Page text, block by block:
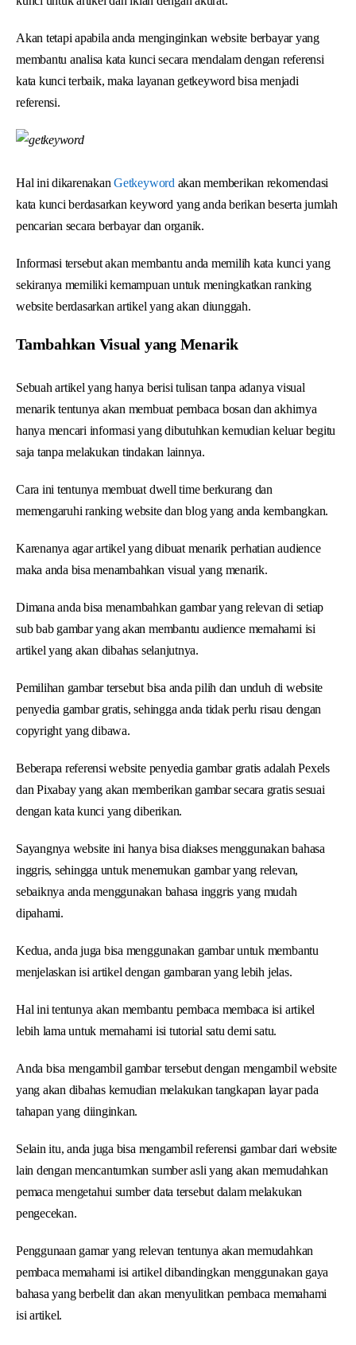
Akan tetapi apabila anda menginginkan website berbayar yang
membantu analisa kata kunci secara mendalam dengan referensi
kata kunci terbaik, maka layanan getkeyword bisa menjadi
referensi.
Hal ini dikarenakanGetkeyword akan memberikan rekomendasi
kata kunci berdasarkan keyword yang anda berikan beserta jumlah
pencarian secara berbayar dan organik.
Informasi tersebut akan membantu anda memilih kata kunci yang
sekiranya memiliki kemampuan untuk meningkatkan ranking
website berdasarkan artikel yang akan diunggah.
Tambahkan Visual yang Menarik
Sebuah artikel yang hanya berisi tulisan tanpa adanya visual
menarik tentunya akan membuat pembaca bosan dan akhirnya
hanya mencari informasi yang dibutuhkan kemudian keluar begitu
saja tanpa melakukan tindakan lainnya.
Cara ini tentunya membuat dwell time berkurang dan
memengaruhi ranking website dan blog yang anda kembangkan.
Karenanya agar artikel yang dibuat menarik perhatian audience
maka anda bisa menambahkan visual yang menarik.
Dimana anda bisa menambahkan gambar yang relevan di setiap
sub bab gambar yang akan membantu audience memahami isi
artikel yang akan dibahas selanjutnya.
Pemilihan gambar tersebut bisa anda pilih dan unduh di website
penyedia gambar gratis, sehingga anda tidak perlu risau dengan
copyright yang dibawa.
Beberapa referensi website penyedia gambar gratis adalah Pexels
dan Pixabay yang akan memberikan gambar secara gratis sesuai
dengan kata kunci yang diberikan.
Sayangnya website ini hanya bisa diakses menggunakan bahasa
inggris, sehingga untuk menemukan gambar yang relevan,
sebaiknya anda menggunakan bahasa inggris yang mudah
dipahami.
Kedua, anda juga bisa menggunakan gambar untuk membantu
menjelaskan isi artikel dengan gambaran yang lebih jelas.
Hal ini tentunya akan membantu pembaca membaca isi artikel
lebih lama untuk memahami isi tutorial satu demi satu.
Anda bisa mengambil gambar tersebut dengan mengambil website
yang akan dibahas kemudian melakukan tangkapan layar pada
tahapan yang diinginkan.
Selain itu, anda juga bisa mengambil referensi gambar dari website
lain dengan mencantumkan sumber asli yang akan memudahkan
pemaca mengetahui sumber data tersebut dalam melakukan
pengecekan.
Penggunaan gamar yang relevan tentunya akan memudahkan
pembaca memahami isi artikel dibandingkan menggunakan gaya
bahasa yang berbelit dan akan menyulitkan pembaca memahami
isi artikel.